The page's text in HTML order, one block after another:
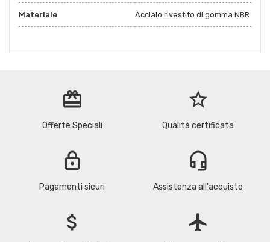
Materiale Acciaio rivestito di gomma NBR
redeem
Offerte Speciali
star_border
Qualità certificata
lock
Pagamenti sicuri
headset_mic
Assistenza all'acquisto
attach_money flight